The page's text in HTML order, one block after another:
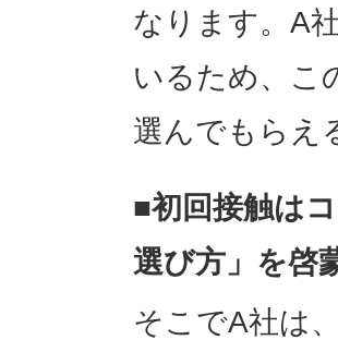
なります。A
いるため、こ
選んでもらえ
■初回接触は
選び方」を啓
そこでA社は